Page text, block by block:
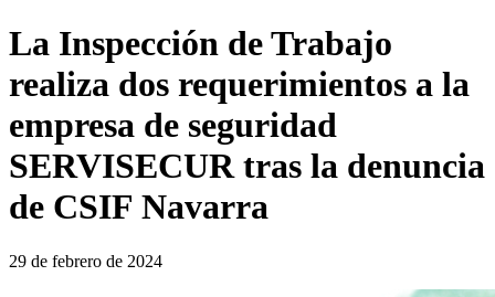
La Inspección de Trabajo
realiza dos requerimientos a la
empresa de seguridad
SERVISECUR tras la denuncia
de CSIF Navarra
29 de febrero de 2024